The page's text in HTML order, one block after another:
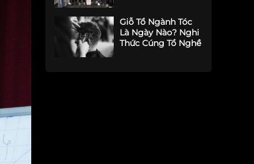
Phong Nguyễn
Giỗ Tổ Ngành Tóc
Là Ngày Nào? Nghi
Thức Cúng Tổ Nghề